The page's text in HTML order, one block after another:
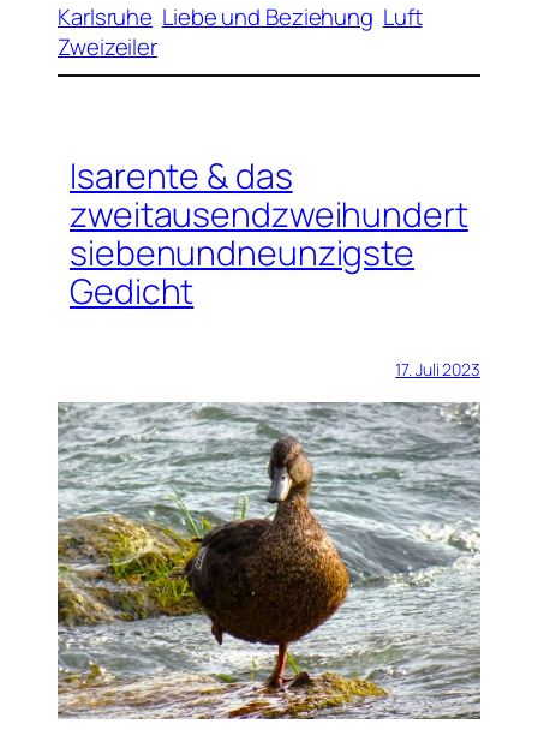
Karlsruhe Liebe und Beziehung Luft
Zweizeiler
Isarente & das
zweitausendzweihundert
siebenundneunzigste
Gedicht
17. Juli 2023